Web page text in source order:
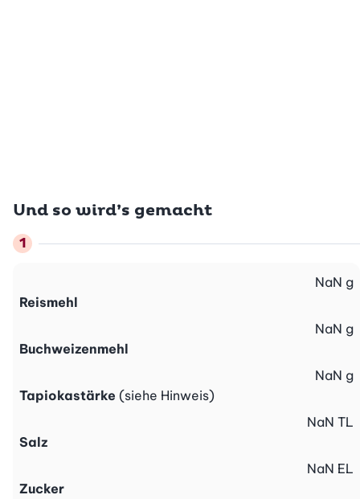
Und so wird’s gemacht
Reismehl
NaN g
Buchweizenmehl
NaN g
Tapiokastärke (siehe Hinweis)
NaN g
Salz
NaN TL
Zucker
NaN EL